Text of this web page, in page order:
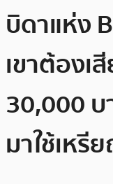
บิดาแห่ง
เขาต้องเ
30,000
มาใช้เหรี